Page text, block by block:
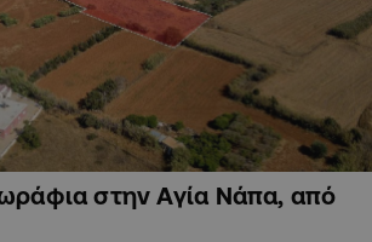
στην Αγία Νάπα, από